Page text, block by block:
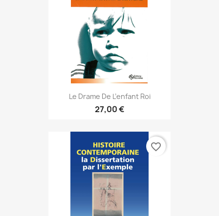
Le Drame De L’enfant Roi
27,00 €
favorite_border